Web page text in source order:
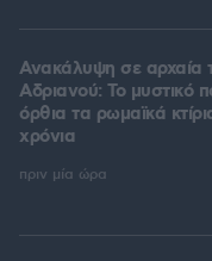
Ανακάλυψη σε αρχαία
Αδριανού: Το μυστικό
όρθια τα ρωμαϊκά
χρόνια
πριν μία ώρα